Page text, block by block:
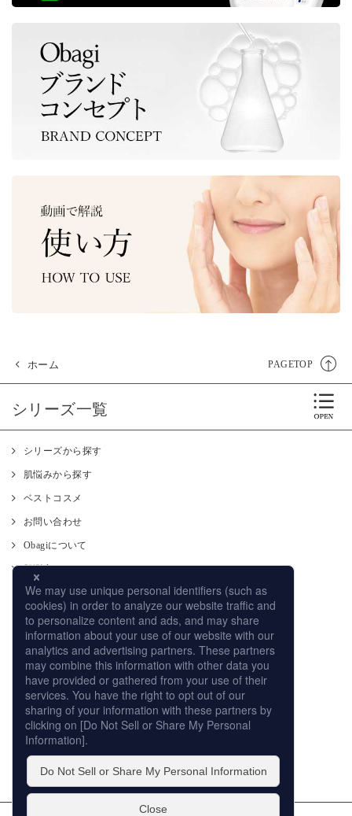
ホーム PAGETOP
シリーズ一覧
シリーズから探す
肌悩みから探す
ベストコスメ
お問い合わせ
Obagiについて
肌測定
使い方
CM
オンラインストア
取り扱い店舗
サイトマップ
プライバシーポリシー
個人情報の取扱いについて
このサイトの利用について
販売店への取り組み